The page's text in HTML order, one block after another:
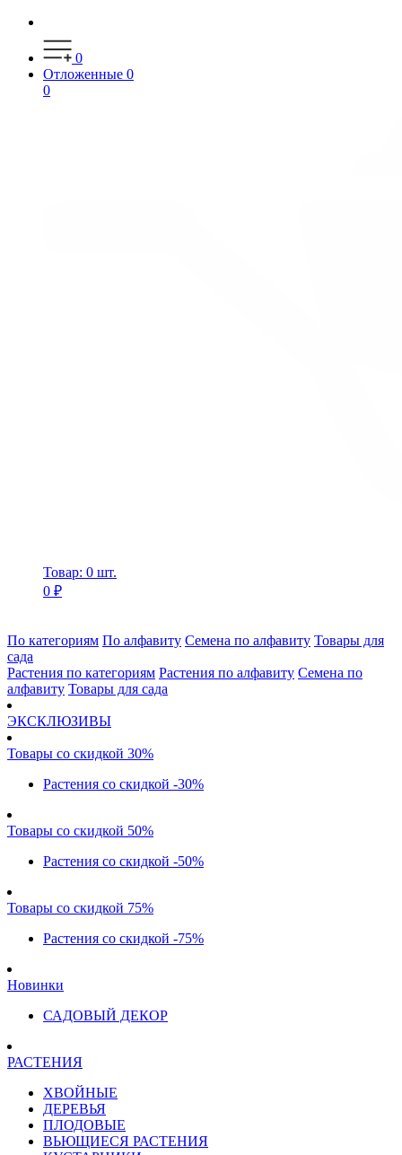
0
Отложенные 0
0
Товар: 0 шт.
0 ₽
По категориям По алфавиту Семена по алфавиту Товары для
сада
Растения по категориям Растения по алфавиту Семена по
алфавиту Товары для сада
ЭКСКЛЮЗИВЫ
Товары со скидкой 30%
Растения со скидкой -30%
Товары со скидкой 50%
Растения со скидкой -50%
Товары со скидкой 75%
Растения со скидкой -75%
Новинки
САДОВЫЙ ДЕКОР
РАСТЕНИЯ
ХВОЙНЫЕ
ДЕРЕВЬЯ
ПЛОДОВЫЕ
ВЬЮЩИЕСЯ РАСТЕНИЯ